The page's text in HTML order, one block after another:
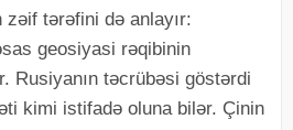
tərəfini də anlayır:
geosiyasi rəqibinin
Rusiyanın təcrübəsi göstərdi
kimi istifadə oluna bilər. Çinin